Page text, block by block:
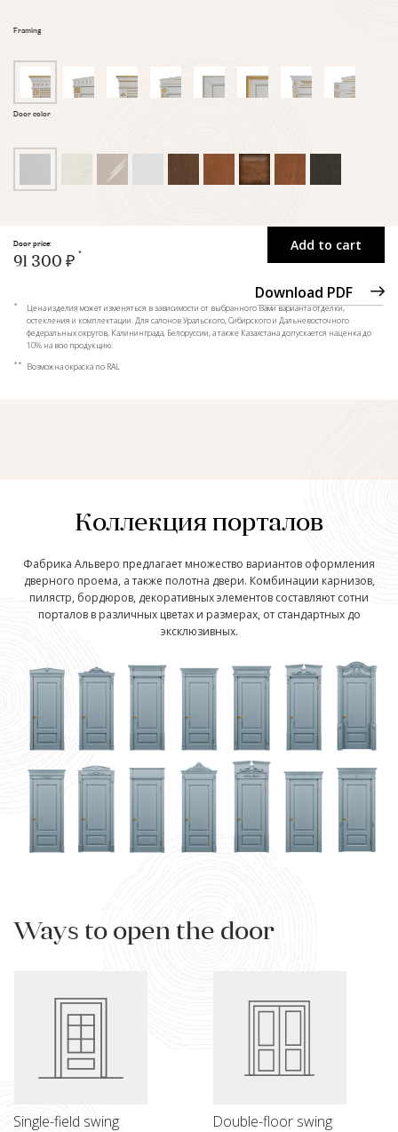
Framing
Door color
Add to cart
Download PDF
Door price:
91 300 ₽
*
Цена изделия может изменяться в зависимости от выбранного Вами варианта отделки,
остекления и комплектации. Для салонов Уральского, Сибирского и Дальневосточного
федеральных округов, Калининграда, Белоруссии, а также Казахстана допускается наценка до
10% на всю продукцию.
** Возможна окраска по RAL
Коллекция порталов
Фабрика Альверо предлагает множество вариантов оформления
дверного проема, а также полотна двери. Комбинации карнизов,
пилястр, бордюров, декоративных элементов составляют сотни
порталов в различных цветах и размерах, от стандартных до
эксклюзивных.
Ways to open the door
Single-field swing Double-floor swing